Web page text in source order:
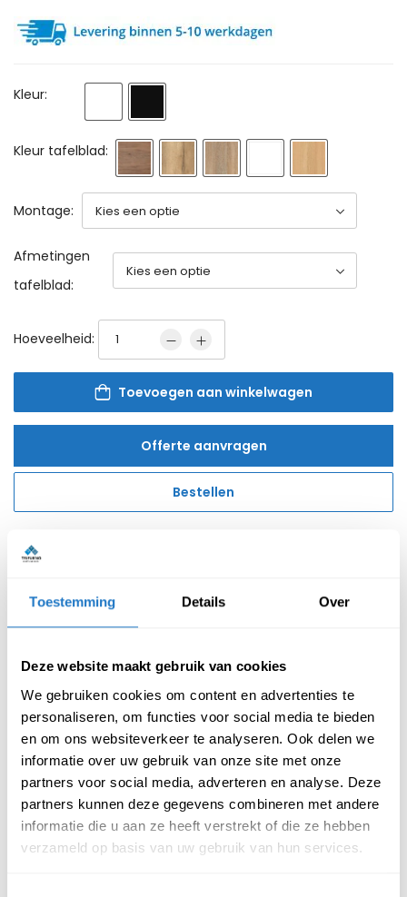
Toestemming Details Over
Deze website maakt gebruik van cookies
We gebruiken cookies om content en advertenties te
personaliseren, om functies voor social media te bieden
en om ons websiteverkeer te analyseren. Ook delen we
informatie over uw gebruik van onze site met onze
partners voor social media, adverteren en analyse. Deze
partners kunnen deze gegevens combineren met andere
informatie die u aan ze heeft verstrekt of die ze hebben
verzameld op basis van uw gebruik van hun services.
Kleur:
Kleur tafelblad:
Montage:
Afmetingen
tafelblad:
Hoeveelheid:
Toevoegen aan winkelwagen
Offerte aanvragen
Bestellen
Reviews van klanten
Beschrijving Specificatie
Onderstaand staan de kenmerken van deze budgetvriendelijke
bistrotafel beschreven:
Kenmerken bistrotafel rond – hoge
variant: